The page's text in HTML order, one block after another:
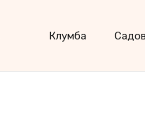
Клумба